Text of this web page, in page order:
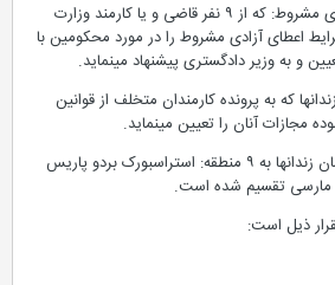
کمیته مشورتی اعطای آزادی مشروط: که از ۹ نفر قاضی و یا کارمند وزارت
اعطای آزادی مشروط را در مورد محکومین با
به وزیر دادگستری پیشنهاد مینماید.
که به پرونده کارمندان متخلف از قوانین
مجازات آنان را تعیین مینماید.
کشور فرانسه از لحاظ سازمان زندانها به ۹ منطقه: استراسبورک بردو پاریس
تقسیم شده است.
ذیل است: